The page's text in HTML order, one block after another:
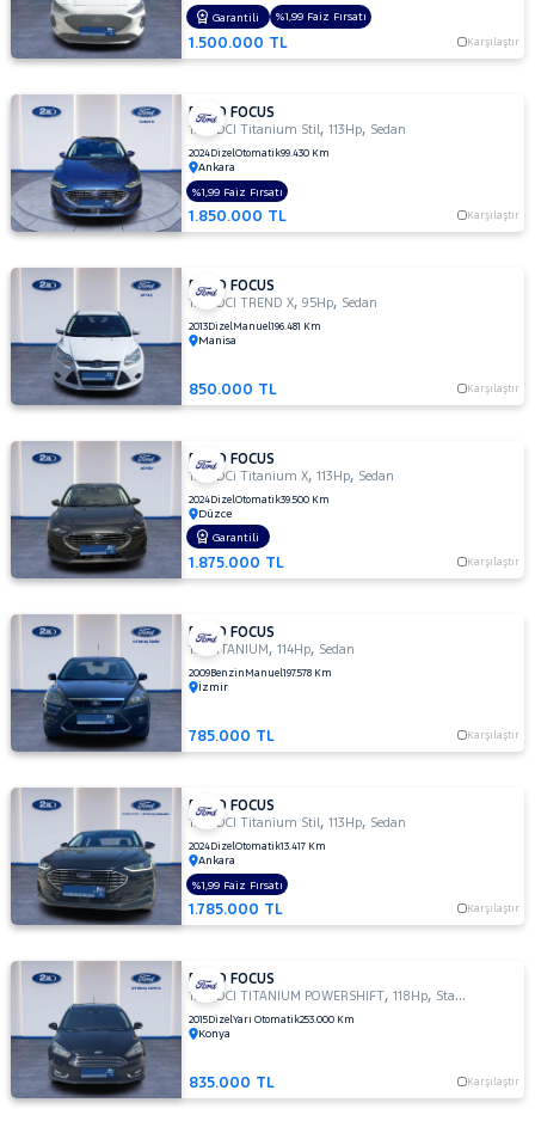
POWERSHIFT
1.5 TDCI
Stil
TDCI
TREND
X
1.5 TDCi
1.5 TDCi
PWS
MCA 120
BG 1499
CC
1.5 TDCi
Titanium
1.5 TI-VCT
TITANIUM
OTOMATIK
1.5 TI-
VCT
TREND
1.5
TREND-
X
1.6
AMBIENTE
1.6
Duratec
Ti-VCT
Titanium
1.6
GHIA
1.6
TDCI
1.6 TDCI
TITANIUM
1.6
TDCI
TREND
1.500.000 TL Karşılaştır
Garantili %1,99 Faiz Fırsatı
FORD FOCUS
1.5 TDCI Titanium Stil,113Hp, Sedan
2024DizelOtomatik99.430 Km
Ankara
1.850.000 TL Karşılaştır
%1,99 Faiz Fırsatı
FORD FOCUS
1.6 TDCI TREND X,95Hp, Sedan
2013DizelManuel196.481 Km
Manisa
850.000 TL Karşılaştır
FORD FOCUS
1.5 TDCi Titanium X,113Hp, Sedan
2024DizelOtomatik39.500 Km
Düzce
1.875.000 TL Karşılaştır
Garantili
FORD FOCUS
1.6 TITANIUM ,114Hp, Sedan
2009Benzin Manuel197.578 Km
İzmir
785.000 TL Karşılaştır
FORD FOCUS
1.5 TDCI Titanium Stil,113Hp, Sedan
2024DizelOtomatik13.417 Km
Ankara
1.785.000 TL Karşılaştır
%1,99 Faiz Fırsatı
FORD FOCUS
1.5 TDCI TITANIUM POWERSHIFT,118Hp, StationWagon
2015DizelYarı Otomatik253.000 Km
Konya
835.000 TL Karşılaştır